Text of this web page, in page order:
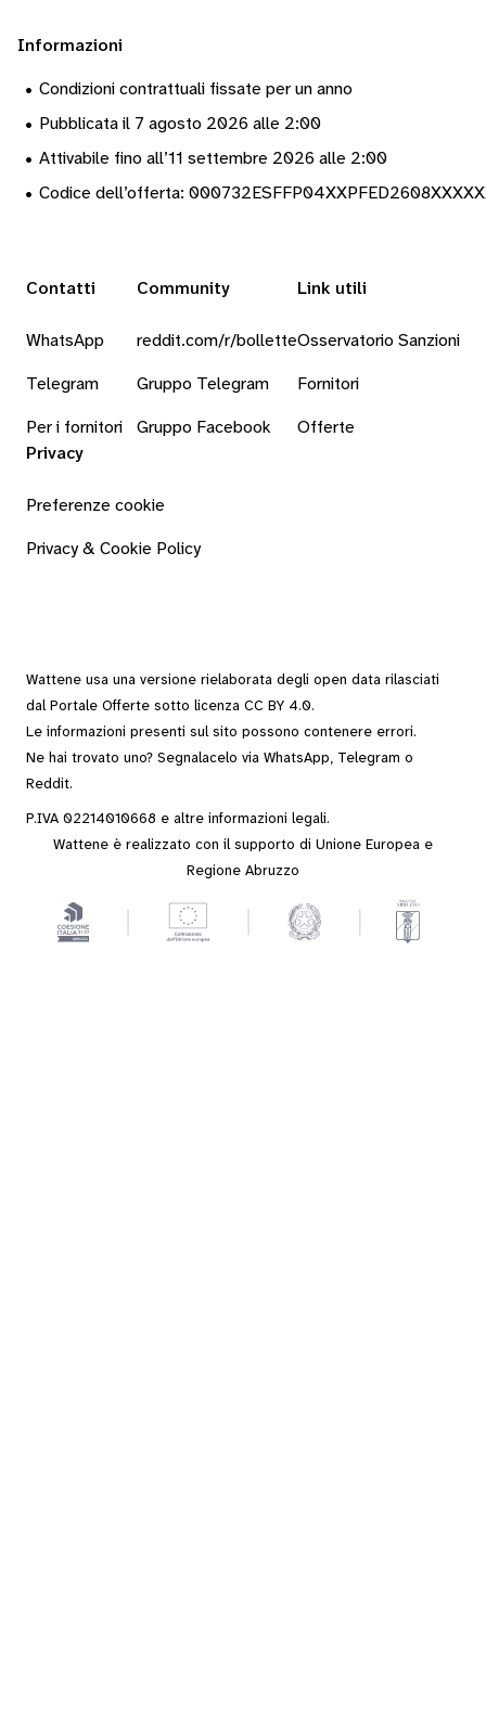
Informazioni
• Condizioni contrattuali fissate per un anno
• Pubblicata il 7 agosto 2026 alle 2:00
• Attivabile fino all’11 settembre 2026 alle 2:00
• Codice dell’offerta:
Contatti
WhatsApp
Telegram
Per i fornitori
Community
reddit.com/r/bollette
Gruppo Telegram
Gruppo Facebook
Link utili
Osservatorio Sanzioni
Fornitori
Offerte
Privacy
Preferenze cookie
Privacy & Cookie Policy
Wattene usa una versione rielaborata degli open data rilasciati
dal Portale Offerte sotto licenza CC BY 4.0.
Le informazioni presenti sul sito possono contenere errori.
Ne hai trovato uno? Segnalacelo via WhatsApp, Telegram o
Reddit.
P.IVA 02214010668 e altre informazioni legali.
Wattene è realizzato con il supporto di Unione Europea e
Regione Abruzzo